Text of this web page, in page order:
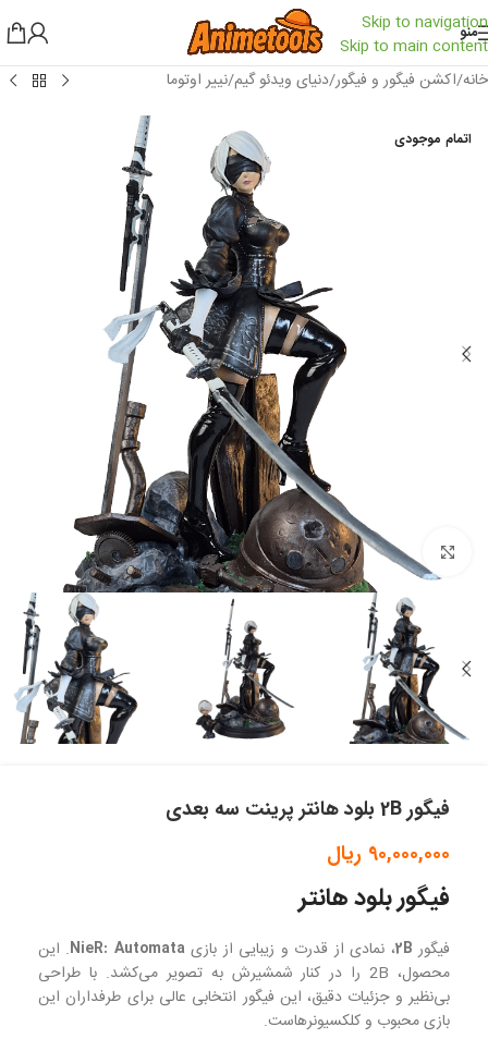
Skip to navigation
Skip to main content
منو
خانه/اکشن فیگور و فیگور/دنیای ویدئو گیم/نییر اوتوما
اتمام موجودی
بزرگنمایی تصویر
فیگور 2B بلود هانتر پرینت سه بعدی
90,000,000 ریال
فیگور بلود هانتر
فیگور 2B، نمادی از قدرت و زیبایی از بازی NieR: Automata. این
محصول، 2B را در کنار شمشیرش به تصویر می‌کشد. با طراحی
بی‌نظیر و جزئیات دقیق، این فیگور انتخابی عالی برای طرفداران این
بازی محبوب و کلکسیونرهاست.